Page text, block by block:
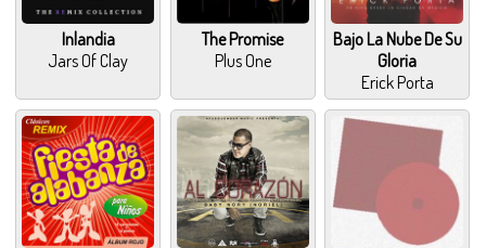
Inlandia
Jars Of Clay
The Promise
Plus One
Bajo La Nube De Su
Gloria
Erick Porta